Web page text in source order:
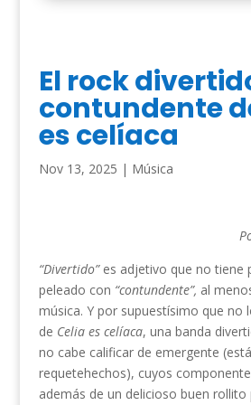
El rock
contundente
es celíaca
Nov 13, 2025 | Música
“Divertido” es adjetivo que no tiene
peleado con “contundente”, al
música. Y por supuestísimo que no
de Celia es celíaca, una banda
no cabe calificar de emergente
requetehechos), cuyos
además de un delicioso buen